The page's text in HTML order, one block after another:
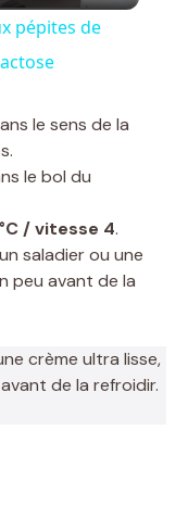
pépites de
le sens de la
le bol du
/ vitesse 4.
saladier ou une
peu avant de la
crème ultra lisse,
de la refroidir.